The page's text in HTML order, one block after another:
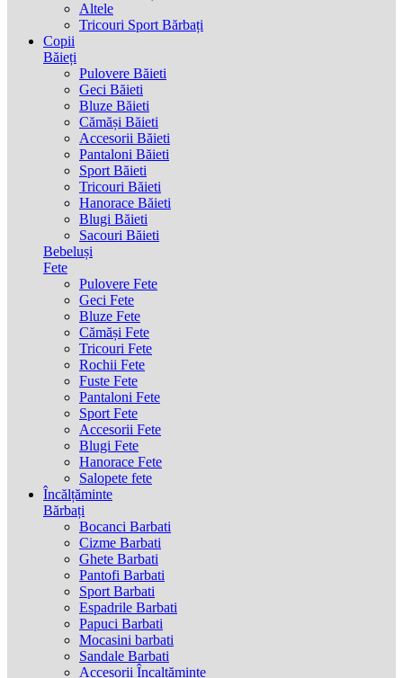
Altele
Tricouri Sport Bărbați
Copii
Băieți
Pulovere Băieti
Geci Băieti
Bluze Băieti
Cămăși Băieti
Accesorii Băieti
Pantaloni Băieti
Sport Băieti
Tricouri Băieti
Hanorace Băieti
Blugi Băieti
Sacouri Băieti
Bebeluși
Fete
Pulovere Fete
Geci Fete
Bluze Fete
Cămăși Fete
Tricouri Fete
Rochii Fete
Fuste Fete
Pantaloni Fete
Sport Fete
Accesorii Fete
Blugi Fete
Hanorace Fete
Salopete fete
Încălțăminte
Bărbați
Bocanci Barbati
Cizme Barbati
Ghete Barbati
Pantofi Barbati
Sport Barbati
Espadrile Barbati
Papuci Barbati
Mocasini barbati
Sandale Barbati
Accesorii Încaltăminte